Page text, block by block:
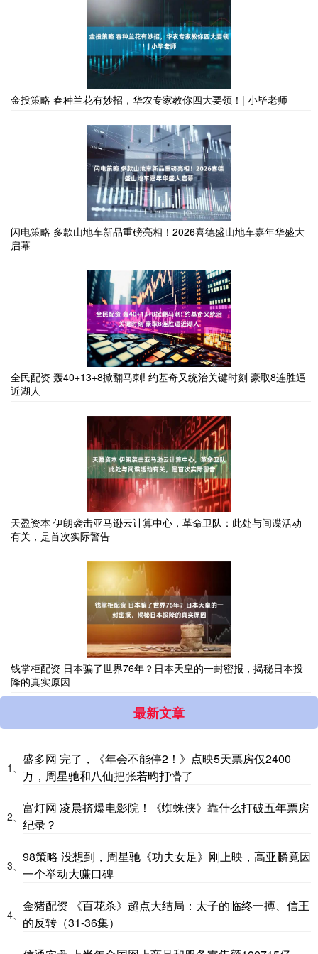
金投策略 春种兰花有妙招，华农专家教你四大要领！| 小毕老师
闪电策略 多款山地车新品重磅亮相！2026喜德盛山地车嘉年华盛大
启幕
全民配资 轰40+13+8掀翻马刺! 约基奇又统治关键时刻 豪取8连胜逼
近湖人
天盈资本 伊朗袭击亚马逊云计算中心，革命卫队：此处与间谍活动
有关，是首次实际警告
钱掌柜配资 日本骗了世界76年？日本天皇的一封密报，揭秘日本投
降的真实原因
最新文章
1、
盛多网 完了，《年会不能停2！》点映5天票房仅2400
万，周星驰和八仙把张若昀打懵了
2、
富灯网 凌晨挤爆电影院！《蜘蛛侠》靠什么打破五年票房
纪录？
3、
98策略 没想到，周星驰《功夫女足》刚上映，高亚麟竟因
一个举动大赚口碑
4、
金猪配资 《百花杀》超点大结局：太子的临终一搏、信王
的反转（31-36集）